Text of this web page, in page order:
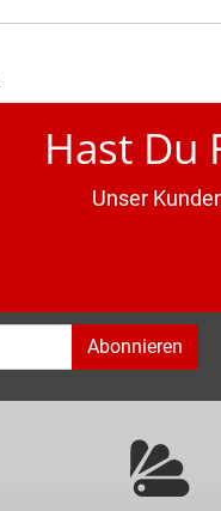
Hast Du
Unser
Abonnieren